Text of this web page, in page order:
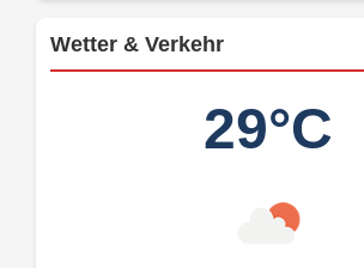
Wetter & Verkehr
29°C